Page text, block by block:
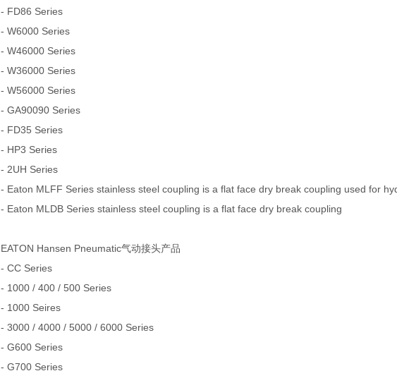
- FD86 Series
- W6000 Series
- W46000 Series
- W36000 Series
- W56000 Series
- GA90090 Series
- FD35 Series
- HP3 Series
- 2UH Series
- Eaton MLFF Series stainless steel coupling is a flat face dry break coupling used for
- Eaton MLDB Series stainless steel coupling is a flat face dry break coupling
EATON Hansen Pneumatic气动接头产品
- CC Series
- 1000 / 400 / 500 Series
- 1000 Seires
- 3000 / 4000 / 5000 / 6000 Series
- G600 Series
- G700 Series